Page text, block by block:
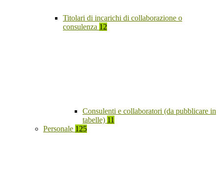
Titolari di incarichi di collaborazione o
consulenza 12
Consulenti e collaboratori (da pubblicare in
tabelle) 11
Personale 125